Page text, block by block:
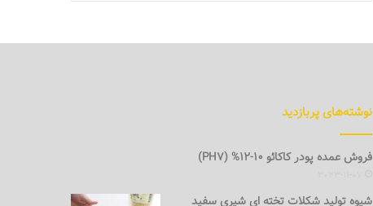
نوشته‌های پربازدید
فروش عمده پودر کاکائو 10-12% (PH7)
شیوه تولید شکلات تخته ای شیری سفید